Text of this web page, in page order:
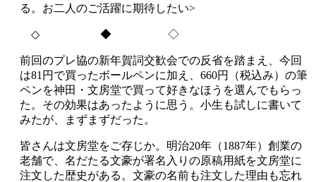
る。お二人のご活躍に期待したい>
◇ ◆ ◇
前回のプレ協の新年賀詞交歓会での反省を踏まえ、今回
は81 円で買ったボールペンに加え、 660円（税込み）の筆
ペンを神田・文房堂で買って好きなほうを選んでもらっ
た。その効果はあったように思う。小生も試しに書いて
みたが、まずまずだった。
皆さんは文房堂をご存じか。明治20年（1887年）創業の
老舗で、名だたる文豪が署名入りの原稿用紙を文房堂に
注文した歴史がある。文豪の名前も注文した理由も忘れ